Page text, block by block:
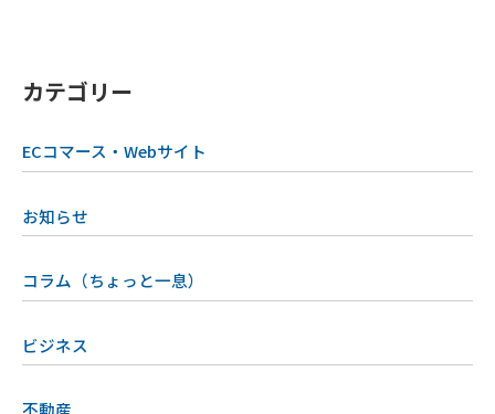
カテゴリー
ECコマース・Webサイト
お知らせ
コラム（ちょっと一息）
ビジネス
不動産